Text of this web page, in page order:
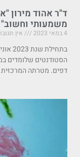
ד"ר אהוד מירון
משמעותי וחשוב"
4 במאי 2023 אין
הסטודנטים שלומדים
דפים. מטרתה המרכזית